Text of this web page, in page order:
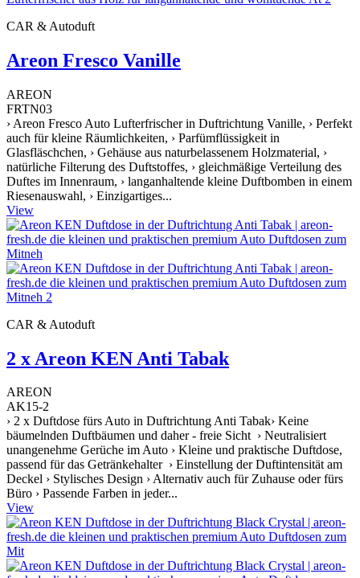
CAR & Autoduft
Areon Fresco Vanille
AREON
FRTN03
› Areon Fresco Auto Lufterfrischer in Duftrichtung Vanille, › Perfekt
auch für kleine Räumlichkeiten, › Parfümflüssigkeit in
Glasfläschchen, › Gehäuse aus naturbelassenem Holzmaterial, ›
natürliche Filterung des Duftstoffes, › gleichmäßige Verteilung des
Duftes im Innenraum, › langanhaltende kleine Duftbomben in einem
Riesenauswahl, › Einzigartiges...
View
CAR & Autoduft
2 x Areon KEN Anti Tabak
AREON
AK15-2
› 2 x Duftdose fürs Auto in Duftrichtung Anti Tabak› Keine
bäumelnden Duftbäumen und daher - freie Sicht › Neutralisiert
unangenehme Gerüche im Auto › Kleine und praktische Duftdose,
passend für das Getränkehalter › Einstellung der Duftintensität am
Deckel › Stylisches Design › Alternativ auch für Zuhause oder fürs
Büro › Passende Farben in jeder...
View